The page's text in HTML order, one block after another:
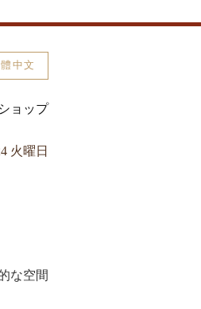
中文
ョップ
火曜日
な空間